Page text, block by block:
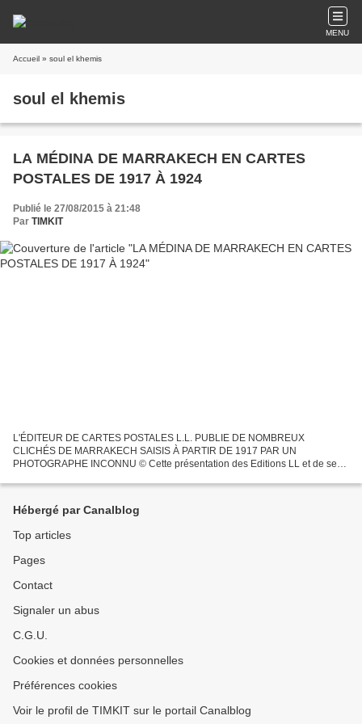
MENU
Accueil » soul el khemis
soul el khemis
LA MÉDINA DE MARRAKECH EN CARTES
POSTALES DE 1917 À 1924
Publié le 27/08/2015 à 21:48
Par TIMKIT
L'ÉDITEUR DE CARTES POSTALES L.L. PUBLIE DE NOMBREUX
CLICHÉS DE MARRAKECH SAISIS À PARTIR DE 1917 PAR UN
PHOTOGRAPHE INCONNU © Cette présentation des Editions LL et de ses
même en...
Hébergé par Canalblog
Top articles
Pages
Contact
Signaler un abus
C.G.U.
Cookies et données personnelles
Préférences cookies
Voir le profil de TIMKIT sur le portail Canalblog